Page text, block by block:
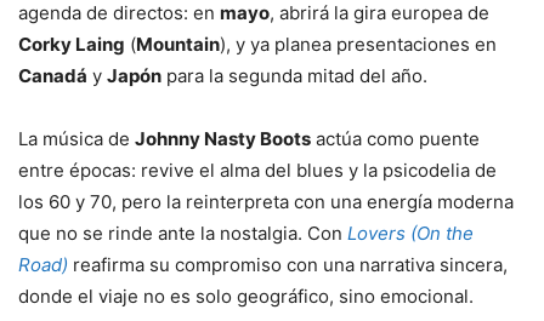
agenda de directos: en mayo, abrirá la gira europea de
Corky Laing (Mountain), y ya planea presentaciones en
Canadá y Japón para la segunda mitad del año.
La música de Johnny Nasty Boots actúa como puente
entre épocas: revive el alma del blues y la psicodelia de
los 60 y 70, pero la reinterpreta con una energía moderna
que no se rinde ante la nostalgia. Con Lovers (On the
Road) reafirma su compromiso con una narrativa sincera,
donde el viaje no es solo geográfico, sino emocional.